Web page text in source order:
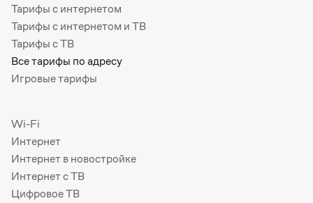
Тарифы с интернетом
Тарифы с интернетом и ТВ
Тарифы с ТВ
Все тарифы по адресу
Игровые тарифы
Wi-Fi
Интернет
Интернет в новостройке
Интернет с ТВ
Цифровое ТВ